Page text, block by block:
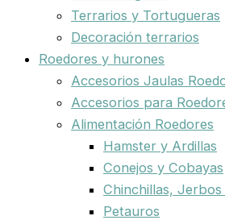
Terrarios y Tortugueras
Decoración terrarios
Roedores y hurones
Accesorios Jaulas
Accesorios para
Alimentación Roedores
Hamster y Ardillas
Conejos y Cobayas
Chinchillas,
Petauros